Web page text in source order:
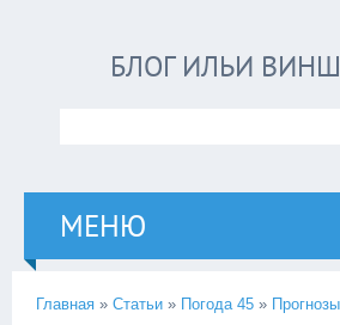
БЛОГ ИЛЬИ
МЕНЮ
Главная » Статьи » Погода 45 » Прогнозы